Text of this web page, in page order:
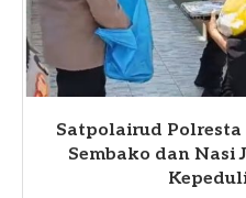
Satpolairud
Sembako dan Nasi